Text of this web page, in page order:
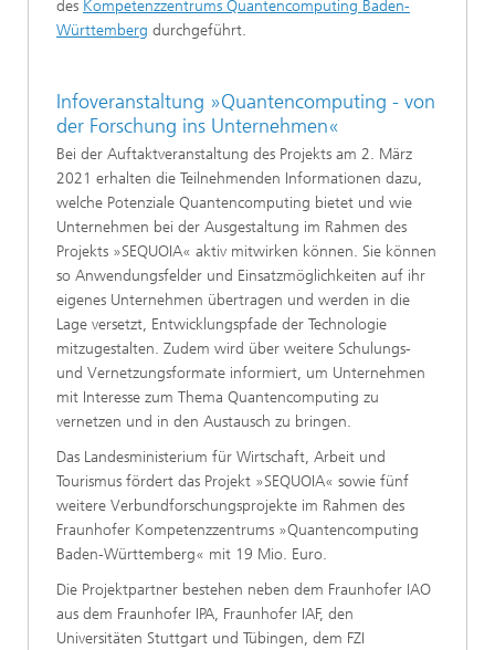
des Kompetenzzentrums Quantencomputing Baden-
Württemberg durchgeführt.
Infoveranstaltung »Quantencomputing - von
der Forschung ins Unternehmen«
Bei der Auftaktveranstaltung des Projekts am 2. März
2021 erhalten die Teilnehmenden Informationen dazu,
welche Potenziale Quantencomputing bietet und wie
Unternehmen bei der Ausgestaltung im Rahmen des
Projekts »SEQUOIA« aktiv mitwirken können. Sie können
so Anwendungsfelder und Einsatzmöglichkeiten auf ihr
eigenes Unternehmen übertragen und werden in die
Lage versetzt, Entwicklungspfade der Technologie
mitzugestalten. Zudem wird über weitere Schulungs-
und Vernetzungsformate informiert, um Unternehmen
mit Interesse zum Thema Quantencomputing zu
vernetzen und in den Austausch zu bringen.
Das Landesministerium für Wirtschaft, Arbeit und
Tourismus fördert das Projekt »SEQUOIA« sowie fünf
weitere Verbundforschungsprojekte im Rahmen des
Fraunhofer Kompetenzzentrums »Quantencomputing
Baden-Württemberg« mit 19 Mio. Euro.
Die Projektpartner bestehen neben dem Fraunhofer IAO
aus dem Fraunhofer IPA, Fraunhofer IAF, den
Universitäten Stuttgart und Tübingen, dem FZI